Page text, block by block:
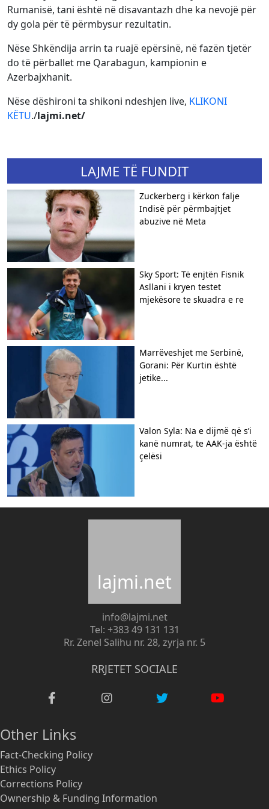
Rumanisë, tani është në disavantazh dhe ka nevojë për
dy gola për të përmbysur rezultatin.
Nëse Shkëndija arrin ta ruajë epërsinë, në fazën tjetër
do të përballet me Qarabagun, kampionin e
Azerbajxhanit.
Nëse dëshironi ta shikoni ndeshjen live, KLIKONI
KËTU./lajmi.net/
LAJME TË FUNDIT
Zuckerberg i kërkon falje
Indisë për përmbajtjet
abuzive në Meta
Sky Sport: Të enjtën Fisnik
Asllani i kryen testet
mjekësore te skuadra e re
Marrëveshjet me Serbinë,
Gorani: Për Kurtin është
jetike...
Valon Syla: Na e dijmë që s’i
kanë numrat, te AAK-ja është
çelësi
lajmi.net
info@lajmi.net
Tel: +383 49 131 131
Rr. Zenel Salihu nr. 28, zyrja nr. 5
RRJETET SOCIALE
Other Links
Fact-Checking Policy
Ethics Policy
Corrections Policy
Ownership & Funding Information